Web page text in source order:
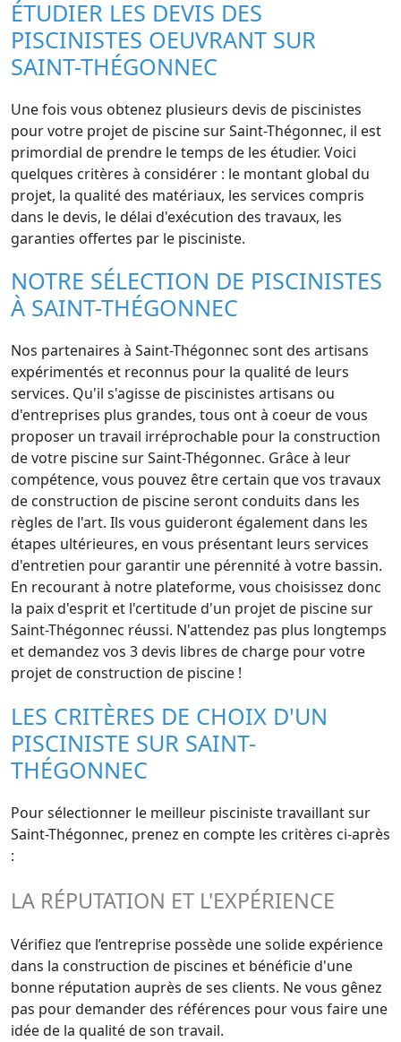
ÉTUDIER LES DEVIS DES
PISCINISTES OEUVRANT SUR
SAINT-THÉGONNEC
Une fois vous obtenez plusieurs devis de piscinistes
pour votre projet de piscine sur Saint-Thégonnec, il est
primordial de prendre le temps de les étudier. Voici
quelques critères à considérer : le montant global du
projet, la qualité des matériaux, les services compris
dans le devis, le délai d'exécution des travaux, les
garanties offertes par le pisciniste.
NOTRE SÉLECTION DE PISCINISTES
À SAINT-THÉGONNEC
Nos partenaires à Saint-Thégonnec sont des artisans
expérimentés et reconnus pour la qualité de leurs
services. Qu'il s'agisse de piscinistes artisans ou
d'entreprises plus grandes, tous ont à coeur de vous
proposer un travail irréprochable pour la construction
de votre piscine sur Saint-Thégonnec. Grâce à leur
compétence, vous pouvez être certain que vos travaux
de construction de piscine seront conduits dans les
règles de l'art. Ils vous guideront également dans les
étapes ultérieures, en vous présentant leurs services
d'entretien pour garantir une pérennité à votre bassin.
En recourant à notre plateforme, vous choisissez donc
la paix d'esprit et l'certitude d'un projet de piscine sur
Saint-Thégonnec réussi. N'attendez pas plus longtemps
et demandez vos 3 devis libres de charge pour votre
projet de construction de piscine !
LES CRITÈRES DE CHOIX D'UN
PISCINISTE SUR SAINT-
THÉGONNEC
Pour sélectionner le meilleur pisciniste travaillant sur
Saint-Thégonnec, prenez en compte les critères ci-après
:
LA RÉPUTATION ET L'EXPÉRIENCE
Vérifiez que l’entreprise possède une solide expérience
dans la construction de piscines et bénéficie d'une
bonne réputation auprès de ses clients. Ne vous gênez
pas pour demander des références pour vous faire une
idée de la qualité de son travail.